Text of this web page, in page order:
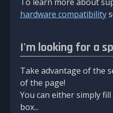
hardware compatibility
I'm looking for a
Take advantage of the
of the page!
You can either simply
box...